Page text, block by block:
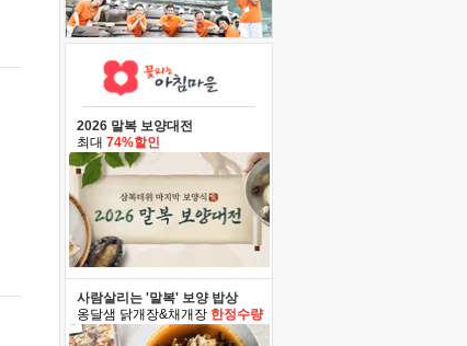
2026 말복 보양대전
최대 74%할인
사람살리는 '말복' 보양 밥상
옹달샘 닭개장&채개장 한정수량